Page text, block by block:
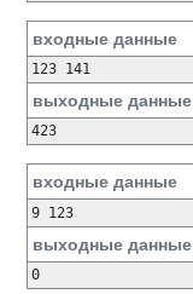
входные данные
123 141
выходные данные
423
входные данные
9 123
выходные данные
0